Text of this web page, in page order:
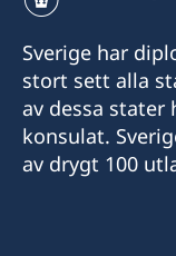
Adress:
Sveriges
+64-4-499 9895
E-post:
Adress:
Sverige har
stort sett alla
av dessa stater
konsulat.
av drygt 100